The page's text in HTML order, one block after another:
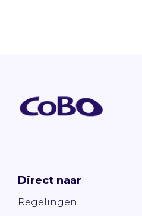
Direct naar
Regelingen